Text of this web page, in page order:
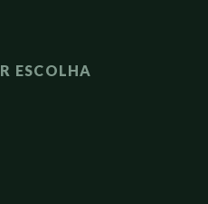
ESCOLHA